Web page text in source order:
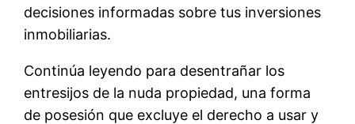
decisiones informadas sobre tus inversiones
inmobiliarias.
Continúa leyendo para desentrañar los
entresijos de la nuda propiedad, una forma
de posesión que excluye el derecho a usar y